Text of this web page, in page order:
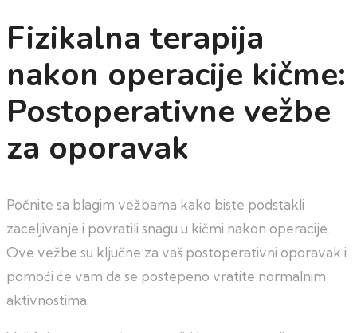
Fizikalna terapija
nakon operacije kičme:
Postoperativne vežbe
za oporavak
Počnite sa blagim vežbama kako biste podstakli
zaceljivanje i povratili snagu u kičmi nakon operacije.
Ove vežbe su ključne za vaš postoperativni oporavak i
pomoći će vam da se postepeno vratite normalnim
aktivnostima.